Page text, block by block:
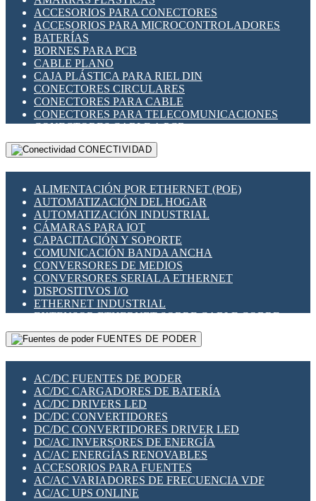
INDICADORES PARA PANEL
INTERFACES DE RELÉ
INTERRUPTORES FIN DE CARRERA
LLAVES CONMUTADORAS
MEDIDORES DE ENERGÍA Y TC'S DE CORRIENTE
MOTORES PASO A PASO
PANTALLAS HMI
PLC -CONTROLADORES LÓGICO PROGRAMABLES
PROGRAMADORES DE HORARIO
RELÉS DE PROTECCIÓN
SENSORES CAPACITIVOS
SENSORES INDUCTIVOS
TEMPORIZADORES
VARIACS
VARIADORES DE FRECUENCIA [VDF]
SECCIONADORES - INTERRUPTORES
MAQUINARIA
ACCESORIOS PARA CONECTORES
ACCESORIOS PARA MICROCONTROLADORES
BATERÍAS
BORNES PARA PCB
CABLE PLANO
CAJA PLÁSTICA PARA RIEL DIN
CONECTORES CIRCULARES
CONECTORES PARA CABLE
CONECTORES PARA TELECOMUNICACIONES
CONECTORES CABLE A PCB
CONECTORES PCB A CABLE
DIP SWITCHES
HERRAMIENTAS VARIAS
ILUMINACIÓN LED
INTERRUPTORES REED
INTERFACES DE RELÉ
OTROS RELÉS
PROTECCIÓN TÉRMICA
RELÉS AUTOMOTRICES
RELÉS DE SEÑAL
RELÉS DE ESTADO SÓLIDO SSR
RELÉS INDUSTRIALES
RELÉS MINIATURA DE POTENCIA
SENSORES MAGNÉTICOS
SWITCH Y MICROSWITCH
TARJETAS PI
UNIÓN Y DERIVACIÓN DE CABLE
CONECTIVIDAD
ALIMENTACIÓN POR ETHERNET (POE)
AUTOMATIZACIÓN DEL HOGAR
AUTOMATIZACIÓN INDUSTRIAL
CÁMARAS PARA IOT
CAPACITACIÓN Y SOPORTE
COMUNICACIÓN BANDA ANCHA
CONVERSORES DE MEDIOS
CONVERSORES SERIAL A ETHERNET
DISPOSITIVOS I/O
ETHERNET INDUSTRIAL
EXTENSOR ETHERNET SOBRE CABLE COBRE
GATEWAY LORAWAN
GESTIÓN DE REDES
PLACAS MODULARES IOT
SWITCHES Y REDES WIFI
SOLUCIONES IOT
SOLUCIONES LORAWAN
SOLUCIONES RED CELULAR
SEGURIDAD PARA REDES
SWITCHES LAN
TELEFONÍA IP (VOIP)
VIGILANCIA IP (CCTV)
MESHTASTIC
FUENTES DE PODER
AC/DC FUENTES DE PODER
AC/DC CARGADORES DE BATERÍA
AC/DC DRIVERS LED
DC/DC CONVERTIDORES
DC/DC CONVERTIDORES DRIVER LED
DC/AC INVERSORES DE ENERGÍA
AC/AC ENERGÍAS RENOVABLES
ACCESORIOS PARA FUENTES
AC/AC VARIADORES DE FRECUENCIA VDF
AC/AC UPS ONLINE